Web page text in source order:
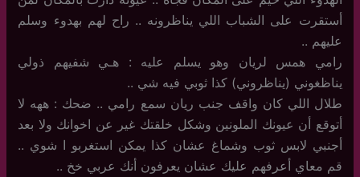
أستقرت على الشباب اللي يناظرونه .. راح لهم بهدوء وسلم
عليهم ..
رامي همس لريان وهو يسلم عليه : هـي شفيهم ذولي
يناظغوني (يناظروني) كذا ثوبي فيه شي ..
طلال اللي كان واقف جنب ريان سمع رامي .. ضحك : ههه لا
أتوقع أن عيونك الملونين وشكل خلقتك غير عن اخوانك ولا بعد
أجنبي لابس ثوب وشماغ عشان كذا يمكن استغربو ا شوي ..
قم معاي أعرفهم عليك عشان يعرفون أنك عربي خخ ..